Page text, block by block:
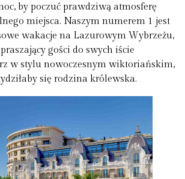
by poczuć prawdziwą atmosferę
miejsca. Naszym numerem 1 jest
wakacje na Lazurowym Wybrzeżu,
gości do swych iście
w stylu nowoczesnym wiktoriańskim,
się rodzina królewska.